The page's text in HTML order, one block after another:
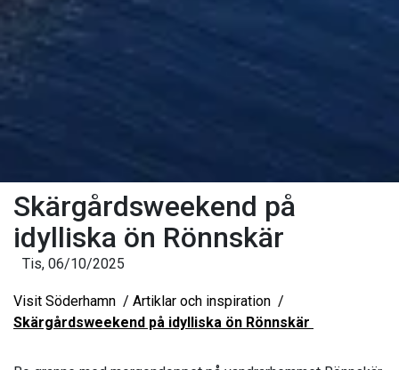
Skärgårdsweekend på
idylliska ön Rönnskär
Tis, 06/10/2025
Visit Söderhamn
Artiklar och inspiration
Skärgårdsweekend på idylliska ön Rönnskär